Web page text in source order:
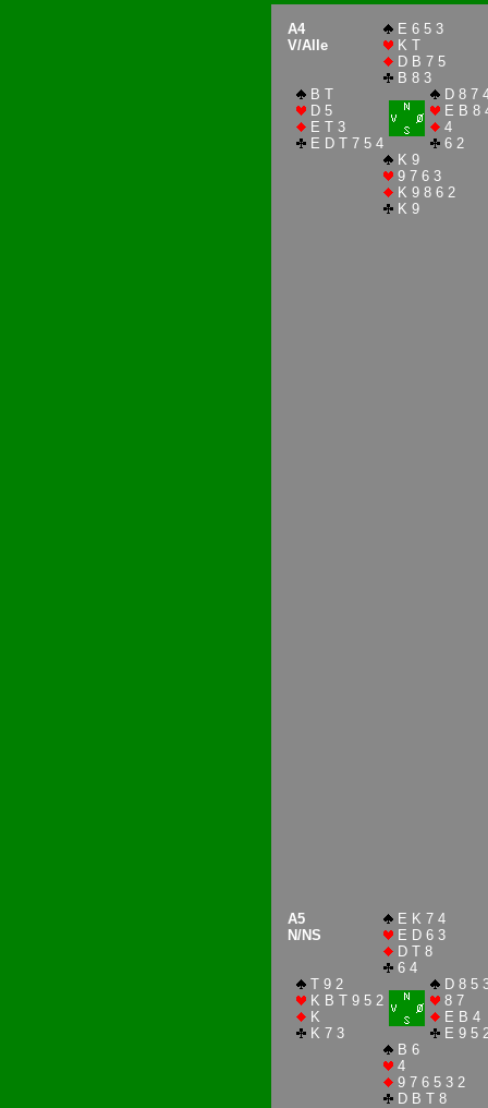
A4
V/Alle
E 6 5 3
K T
D B 7 5
B 8 3
B T
D 5
E T 3
E D T 7 5 4
D 8 7
E B 8
4
6 2
K 9
9 7 6 3
K 9 8 6 2
K 9
A5
N/NS
E K 7 4
E D 6 3
D T 8
6 4
T 9 2
K B T 9 5 2
K
K 7 3
D 8 5
8 7
E B 4
E 9 5
B 6
4
9 7 6 5 3 2
D B T 8